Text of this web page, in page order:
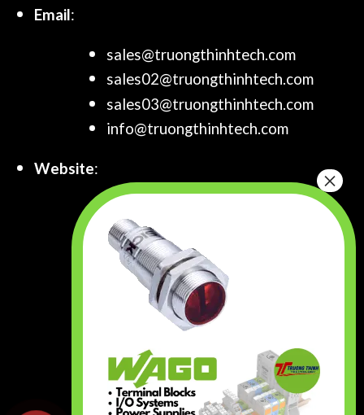
Email:
sales@truongthinhtech.com
sales02@truongthinhtech.com
sales03@truongthinhtech.com
info@truongthinhtech.com
Website:
www.truongthinhtech.com
www.components.com.vn